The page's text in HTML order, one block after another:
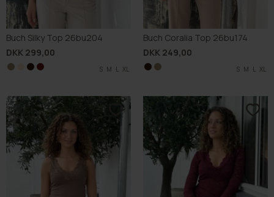
Buch Silky Top 26bu204
DKK 299,00
S M L XL
S M L XL
S M L XL
S M L XL
Buch Coralia Top 26bu174
DKK 249,00
S M L XL
S M L XL